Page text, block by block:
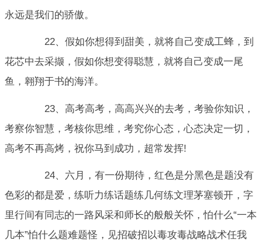
永远是我们的骄傲。
22、假如你想得到甜美，就将自己变成工蜂，到
花芯中去采撷，假如你想变得聪慧，就将自己变成一尾
鱼，翱翔于书的海洋。
23、高考高考，高高兴兴的去考，考验你知识，
考察你智慧，考核你思维，考究你心态，心态决定一切，
高考不再高烤，祝你马到成功，超常发挥!
24、六月，有一份期待，红色是分黑色是题没有
色彩的都是爱，练听力练话题练几何练文理茅塞顿开，字
里行间有同志的一路风采和师长的般般关怀，怕什么“一本
几本”怕什么题难题怪，见招破招以毒攻毒战略战术任我